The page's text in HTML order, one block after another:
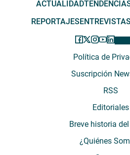
ACTUALIDAD
REPORTAJESENTREVISTAS
Política de
Suscripción
RSS
Editoriales
Breve historia
¿Quiénes